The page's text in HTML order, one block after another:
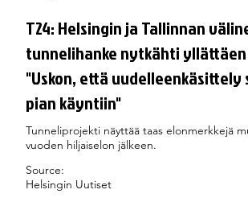
T24: Helsingin ja Tallinnan
tunnelihanke nytkähti
"Uskon, että uudelleenkäsittely
pian käyntiin"
Tunneliprojekti näyttää taas elonmerkkejä
vuoden hiljaiselon jälkeen.
Helsingin Uutiset
Source: